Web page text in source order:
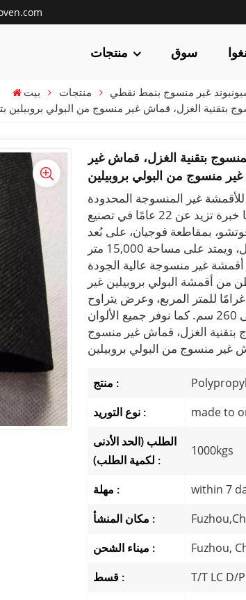
سوق
بيت منتجات
غير منسوج بنمط نقطي
بتقنية الغزل، قماش غير منسوج من البولي بروبيلين
بتقنية الغزل، قماش غير
منسوج من البولي بروبيلين
تأسست شركتنا، فوتشو هينغوا للمواد الجديدة، عام 2004، ولدينا خبرة تزيد عن 22 عامًا في تصنيع
بمقاطعة فوجيان، على بُعد
24 كيلومترًا من مطار تشانغله الدولي. يضم مصنعنا أكثر من 100 عامل، ويمتد على مساحة 15,000 متر
غير منسوجة عالية الجودة
واسعة لعملائنا في جميع أنحاء العالم. ننتج سنويًا 8000 طن من أقمشة البولي بروبيلين غير
عالية الجودة بنسبة 100%، بأوزان تتراوح من 10 إلى 250 غرامًا للمتر المربع، وعرض يتراوح
بتقنية الغزل، قماش غير منسوج
غير منسوج من البولي بروبيلين
منتج :
نوع التوريد :
made to
الطلب (الحد الأدنى
لكمية الطلب) :
1000kgs
مهلة :
within 7
مكان المنشأ :
ميناء الشحن :
Fuzhou,
قسط :
T/T LC D/P